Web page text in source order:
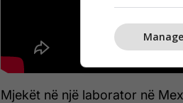
Mjekët në një laborator në